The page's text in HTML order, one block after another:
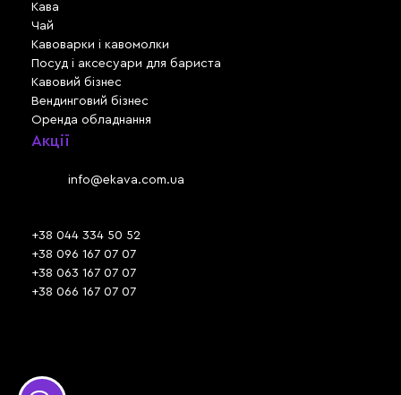
Кава
Чай
Кавоварки і кавомолки
Посуд і аксесуари для бариста
Кавовий бізнес
Вендинговий бізнес
Оренда обладнання
Акції
info@ekava.com.ua
+38 044 334 50 52
+38 096 167 07 07
+38 063 167 07 07
+38 066 167 07 07